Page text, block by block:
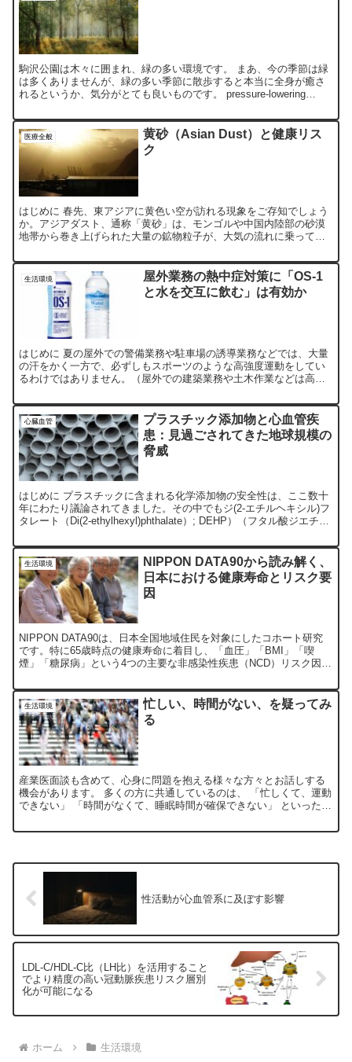
駒沢公園は木々に囲まれ、緑の多い環境です。 まあ、今の季節は緑
は多くありませんが、緑の多い季節に散歩すると本当に全身が癒さ
れるというか、気分がとても良いものです。 pressure-lowering
医療全般
黄砂（Asian Dust）と健康リス
ク
はじめに 春先、東アジアに黄色い空が訪れる現象をご存知でしょう
か。アジアダスト、通称「黄砂」は、モンゴルや中国内陸部の砂漠
地帯から巻き上げられた大量の鉱物粒子が、大気の流れに乗って日
生活環境
屋外業務の熱中症対策に「OS-1
と水を交互に飲む」は有効か
はじめに 夏の屋外での警備業務や駐車場の誘導業務などでは、大量
の汗をかく一方で、必ずしもスポーツのような高強度運動をしてい
るわけではありません。（屋外での建築業務や土木作業などは高強
心臓血管
プラスチック添加物と心血管疾
患：見過ごされてきた地球規模の
脅威
はじめに プラスチックに含まれる化学添加物の安全性は、ここ数十
年にわたり議論されてきました。その中でもジ(2-エチルヘキシル)フ
タレート（Di(2-ethylhexyl)phthalate）; DEHP）（フタル酸ジエチル
生活環境
NIPPON DATA90から読み解く、
日本における健康寿命とリスク要
因
NIPPON DATA90は、日本全国地域住民を対象にしたコホート研究
です。特に65歳時点の健康寿命に着目し、「血圧」「BMI」「喫
煙」「糖尿病」という4つの主要な非感染性疾患（NCD）リスク因子
生活環境
忙しい、時間がない、を疑ってみ
る
産業医面談も含めて、心身に問題を抱える様々な方々とお話しする
機会があります。 多くの方に共通しているのは、 「忙しくて、運動
できない」 「時間がなくて、睡眠時間が確保できない」 といった言
性活動が心血管系に及ぼす影響
LDL-C/HDL-C比（LH比）を活用すること
でより精度の高い冠動脈疾患リスク層別
化が可能になる
ホーム 生活環境